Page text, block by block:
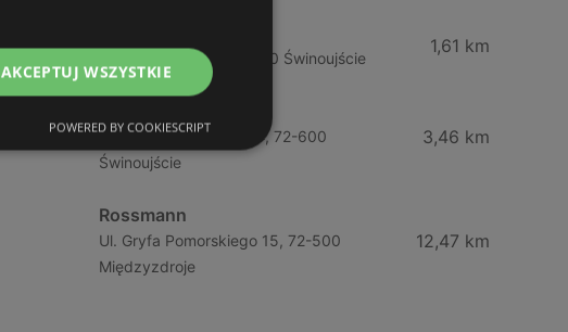
Ul. Kościuszki 15, 72-600 Świnoujście
1,61 km
Ul. Wojska Polskiego 97, 72-600
Świnoujście
3,46 km
Rossmann
Ul. Gryfa Pomorskiego 15, 72-500
Międzyzdroje
12,47 km
AKCEPTUJ WSZYSTKIE
POWERED BY COOKIESCRIPT